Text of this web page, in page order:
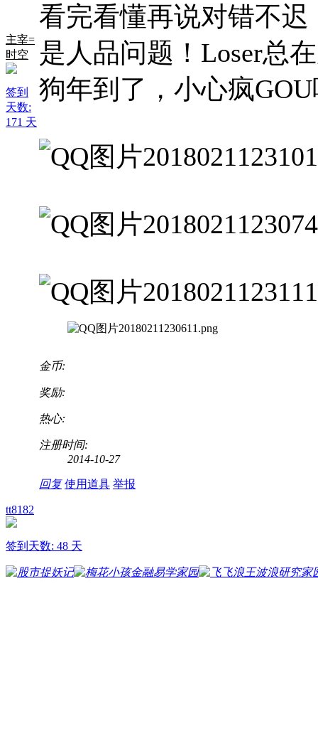
主宰=
时空
签到
天数:
171 天
看完看懂再说对错不
是人品问题！Loser总
狗年到了，小心疯
金币:
奖励:
热心:
注册时间:
2014-10-27
回复 使用道具 举报
tt8182
签到天数: 48 天